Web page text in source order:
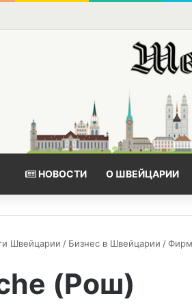
НОВОСТИ О ШВЕЙЦАРИИ
Швейцарии / Бизнес в Швейцарии /
(Рош)